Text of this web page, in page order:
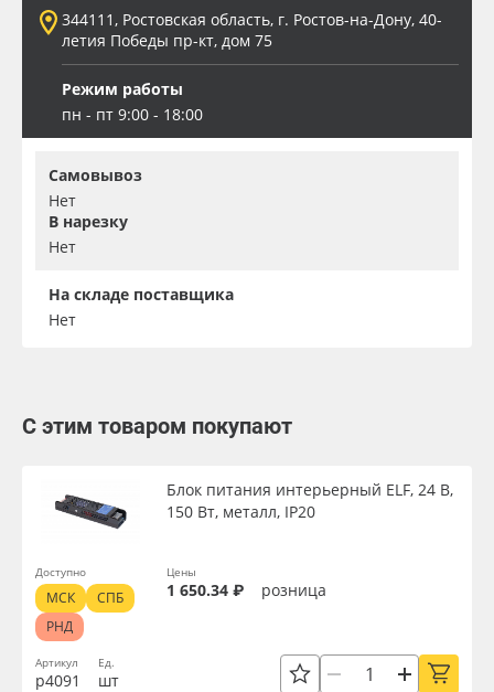
344111, Ростовская область, г. Ростов-на-Дону, 40-
летия Победы пр-кт, дом 75
Режим работы
пн - пт 9:00 - 18:00
Самовывоз
Нет
В нарезку
Нет
На складе поставщика
Нет
С этим товаром покупают
Артикул
р4091
Блок питания интерьерный ELF, 24 В,
150 Вт, металл, IP20
Ед.
шт
Цены
1 650.34 ₽ розница
Доступно
МСК
СПБ
РНД